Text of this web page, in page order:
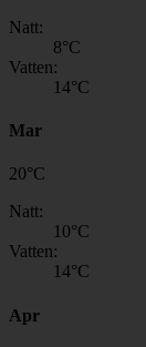
Natt:
8°C
Vatten:
14°C
Mar
20°C
Natt:
10°C
Vatten:
14°C
Apr